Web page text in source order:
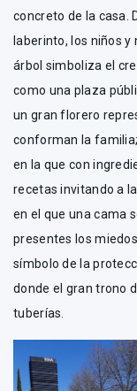
concreto de la casa.
laberinto, los niños y
árbol simboliza el
como una plaza
un gran florero
conforman la
en la que con
recetas invitando a
en el que una cama
presentes los
símbolo de la
donde el gran trono
tuberías.